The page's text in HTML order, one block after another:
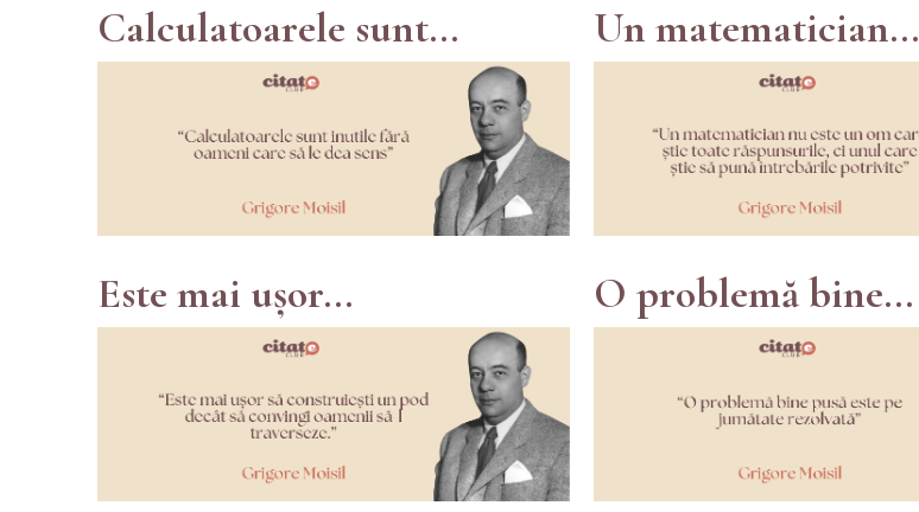
Calculatoarele sunt... Un matematician...
Este mai ușor... O problemă bine...